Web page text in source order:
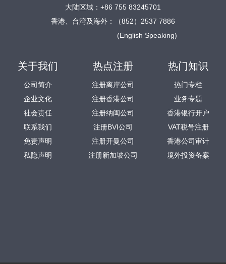
大陆区域：+86 755 83245701
香港、台湾及海外：（852）2537 7886
(English Speaking)
关于我们
公司简介
企业文化
社会责任
联系我们
免责声明
私隐声明
热点注册
注册离岸公司
注册香港公司
注册纳闽公司
注册BVI公司
注册开曼公司
注册新加坡公司
热门知识
热门专栏
业务专题
香港银行开户
VAT税号注册
香港公司审计
境外投资备案